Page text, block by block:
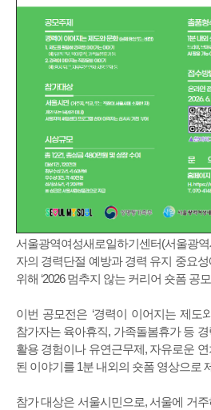
서울광역여성새로일하기센터(서울광
자의 경력단절 예방과 경력 유지 중요
위해 ‘2026 멈추지 않는 커리어 숏폼 공
이번 공모전은 ‘경력이 이어지는 제도
참가자는 육아휴직, 가족돌봄휴가 등
활용 경험이나 유연근무제, 자유로운
된 이야기를 1분 내외의 숏폼 영상으로
참가 대상은 서울시민으로, 서울에 거